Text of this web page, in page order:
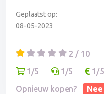
Geplaatst op:
08-05-2023
2 / 10
1/5
1/5 1/5
Opnieuw kopen?
Nee